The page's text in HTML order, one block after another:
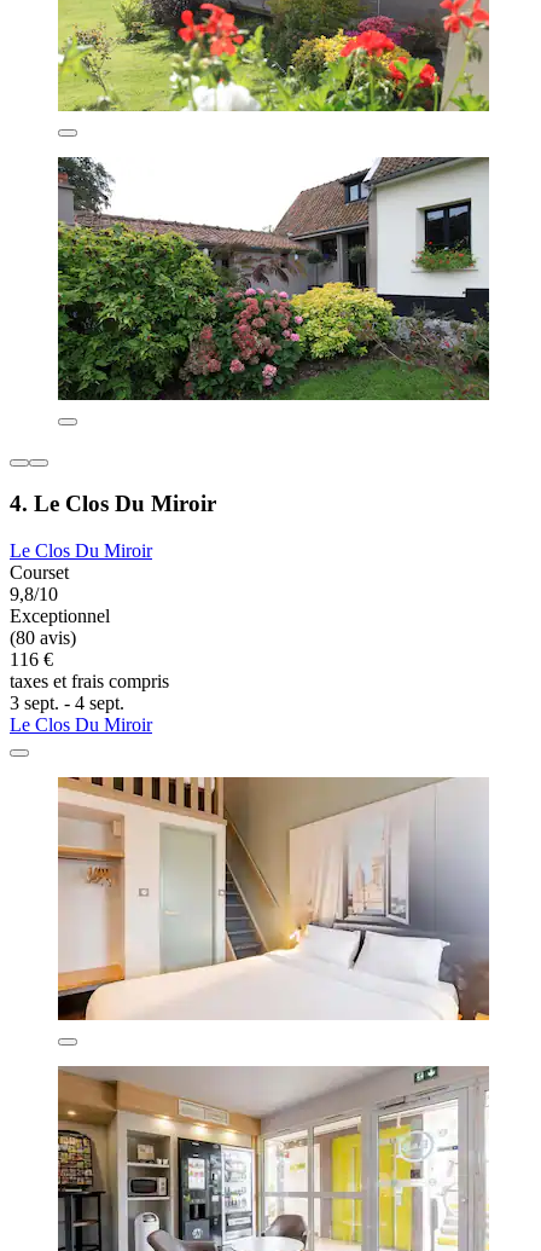
4. Le Clos Du Miroir
Le Clos Du Miroir
Courset
9,8/10
Exceptionnel
(80 avis)
116 €
taxes et frais compris
3 sept. - 4 sept.
Le Clos Du Miroir